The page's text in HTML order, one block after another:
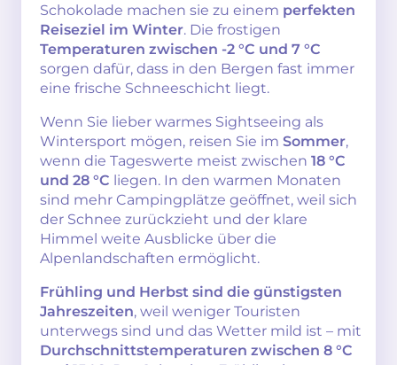
Schokolade machen sie zu einem perfekten
Reiseziel im Winter. Die frostigen
Temperaturen zwischen -2 °C und 7 °C
sorgen dafür, dass in den Bergen fast immer
eine frische Schneeschicht liegt.
Wenn Sie lieber warmes Sightseeing als
Wintersport mögen, reisen Sie im Sommer,
wenn die Tageswerte meist zwischen 18 °C
und 28 °C liegen. In den warmen Monaten
sind mehr Campingplätze geöffnet, weil sich
der Schnee zurückzieht und der klare
Himmel weite Ausblicke über die
Alpenlandschaften ermöglicht.
Frühling und Herbst sind die günstigsten
Jahreszeiten, weil weniger Touristen
unterwegs sind und das Wetter mild ist – mit
Durchschnittstemperaturen zwischen 8 °C